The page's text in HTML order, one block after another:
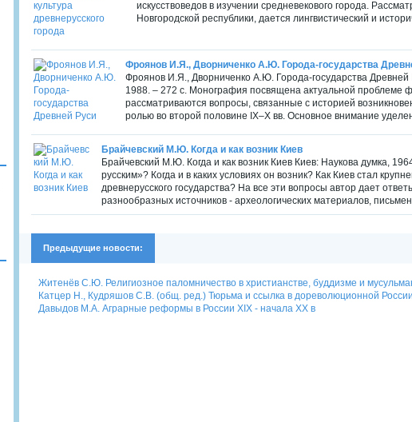
искусствоведов в изучении средневекового города.
Новгородской республики, дается лингвистический и
Фроянов И.Я., Дворниченко А.Ю. Города-государства
Фроянов И.Я., Дворниченко А.Ю. Города-государства Древней
1988. – 272 с. Монография посвящена актуальной проблеме
рассматриваются вопросы, связанные с историей
ролью во второй половине IX–X вв. Основное внимание
Брайчевский М.Ю. Когда и как возник Киев
Брайчевский М.Ю. Когда и как возник Киев Киев: Наукова думка,
русским»? Когда и в каких условиях он возник? Как Киев стал
древнерусского государства? На все эти вопросы автор дает
разнообразных источников - археологических материалов,
Предыдущие новости:
Житенёв С.Ю. Религиозное паломничество в христианстве, буддизме и
Катцер Н., Кудряшов С.В. (общ. ред.) Тюрьма и ссылка в дореволюционной
Давыдов М.А. Аграрные реформы в России XIX - начала XX в